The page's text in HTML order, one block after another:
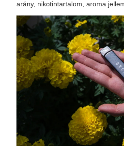
arány, nikotintartalom, aroma